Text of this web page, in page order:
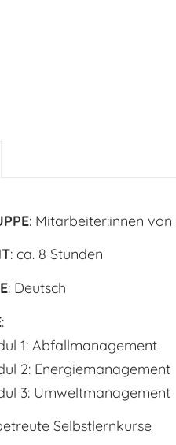
: Mitarbeiter:innen
: ca. 8 Stunden
: Deutsch
:
1: Abfallmanagement
2: Energiemanagement
3: Umweltmanagement
Selbstlernkurse